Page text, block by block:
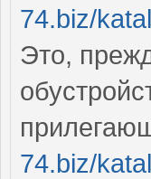
74.biz/
Это,
74.biz/